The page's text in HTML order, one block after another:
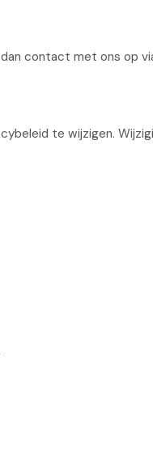
contact met ons op
te wijzigen.